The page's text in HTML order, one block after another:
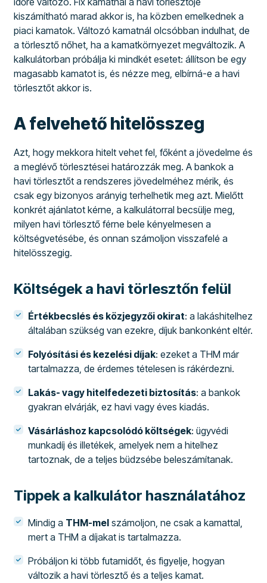
kiszámítható marad akkor is, ha közben emelkednek a
piaci kamatok. Változó kamatnál olcsóbban indulhat, de
a törlesztő nőhet, ha a kamatkörnyezet megváltozik. A
kalkulátorban próbálja ki mindkét esetet: állítson be egy
magasabb kamatot is, és nézze meg, elbírná-e a havi
törlesztőt akkor is.
A felvehető hitelösszeg
Azt, hogy mekkora hitelt vehet fel, főként a jövedelme és
a meglévő törlesztései határozzák meg. A bankok a
havi törlesztőt a rendszeres jövedelméhez mérik, és
csak egy bizonyos arányig terhelhetik meg azt. Mielőtt
konkrét ajánlatot kérne, a kalkulátorral becsülje meg,
milyen havi törlesztő férne bele kényelmesen a
költségvetésébe, és onnan számoljon visszafelé a
hitelösszegig.
Költségek a havi törlesztőn felül
Értékbecslés és közjegyzői okirat: a lakáshitelhez
általában szükség van ezekre, díjuk bankonként eltér.
Folyósítási és kezelési díjak: ezeket a THM már
tartalmazza, de érdemes tételesen is rákérdezni.
Lakás- vagy hitelfedezeti biztosítás: a bankok
gyakran elvárják, ez havi vagy éves kiadás.
Vásárláshoz kapcsolódó költségek: ügyvédi
munkadíj és illetékek, amelyek nem a hitelhez
tartoznak, de a teljes büdzsébe beleszámítanak.
Tippek a kalkulátor használatához
Mindig a THM-mel számoljon, ne csak a kamattal,
mert a THM a díjakat is tartalmazza.
Próbáljon ki több futamidőt, és figyelje, hogyan
változik a havi törlesztő és a teljes kamat.